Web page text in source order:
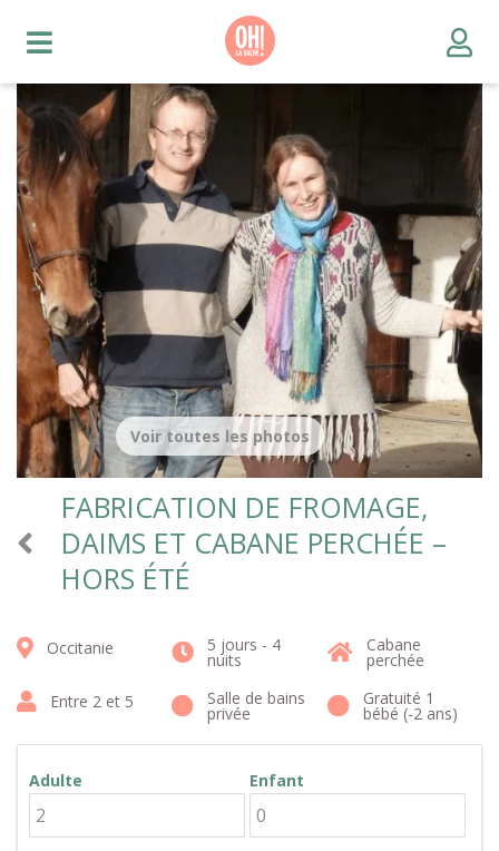
FABRICATION DE FROMAGE,
DAIMS ET CABANE PERCHÉE –
HORS ÉTÉ
Voir toutes les photos
Occitanie 5 jours - 4
nuits
Cabane
perchée
Entre 2 et 5
Salle de bains
privée
Gratuité 1
bébé (-2 ans)
Adulte Enfant